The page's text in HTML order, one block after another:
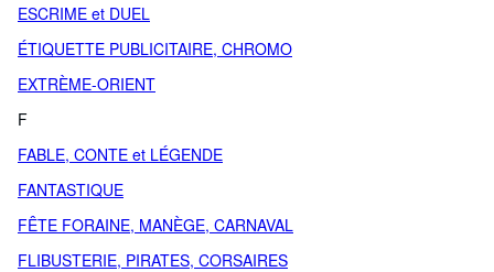
ESCRIME et DUEL
ÉTIQUETTE PUBLICITAIRE, CHROMO
EXTRÈME-ORIENT
F
FABLE, CONTE et LÉGENDE
FANTASTIQUE
FÊTE FORAINE, MANÈGE, CARNAVAL
FLIBUSTERIE, PIRATES, CORSAIRES